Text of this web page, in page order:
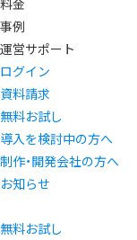
料金
事例
運営サポート
ログイン
資料請求
無料お試し
導入を検討中の方へ
制作・開発会社の方へ
お知らせ
無料お試し